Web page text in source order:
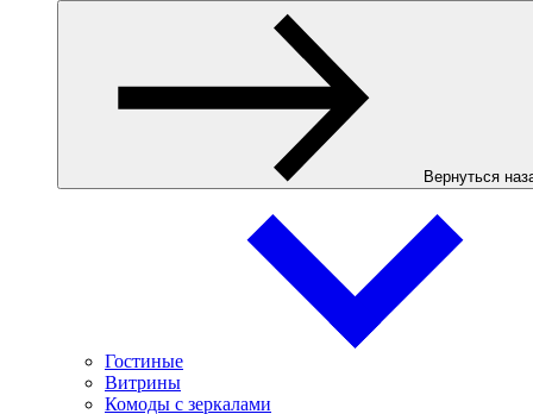
Вернуться
Гостиные
Витрины
Комоды с зеркалами